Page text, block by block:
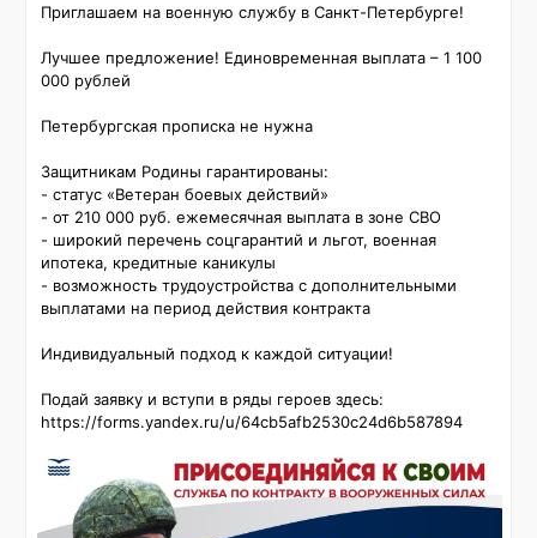
Приглашаем на военную службу в Санкт-Петербурге!
Лучшее предложение! Единовременная выплата – 1 100
000 рублей
Петербургская прописка не нужна
Защитникам Родины гарантированы:
- статус «Ветеран боевых действий»
- от 210 000 руб. ежемесячная выплата в зоне СВО
- широкий перечень соцгарантий и льгот, военная
ипотека, кредитные каникулы
- возможность трудоустройства с дополнительными
выплатами на период действия контракта
Индивидуальный подход к каждой ситуации!
Подай заявку и вступи в ряды героев здесь:
https://forms.yandex.ru/u/64cb5afb2530c24d6b587894